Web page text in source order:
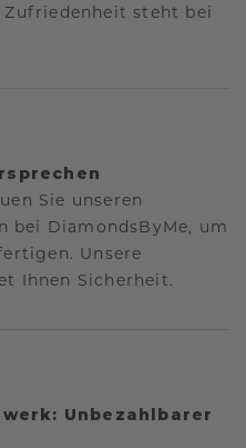
steht bei
Sie unseren
bei DiamondsByMe, um
Unsere
Ihnen Sicherheit.
Unbezahlbarer